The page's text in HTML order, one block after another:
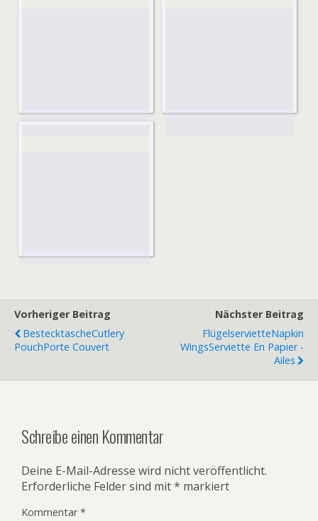
Vorheriger Beitrag
BestecktascheCutlery
PouchPorte Couvert
Nächster Beitrag
FlügelservietteNapkin
WingsServiette En Papier -
Ailes
Schreibe einen Kommentar
Deine E-Mail-Adresse wird nicht veröffentlicht.
Erforderliche Felder sind mit* markiert
Kommentar*